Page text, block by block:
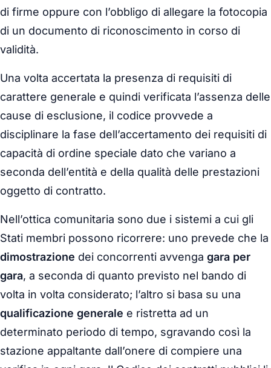
di firme oppure con l’obbligo di allegare la fotocopia
di un documento di riconoscimento in corso di
validità.
Una volta accertata la presenza di requisiti di
carattere generale e quindi verificata l’assenza delle
cause di esclusione, il codice provvede a
disciplinare la fase dell’accertamento dei requisiti di
capacità di ordine speciale dato che variano a
seconda dell’entità e della qualità delle prestazioni
oggetto di contratto.
Nell’ottica comunitaria sono due i sistemi a cui gli
Stati membri possono ricorrere: uno prevede che la
dimostrazione dei concorrenti avvenga gara per
gara, a seconda di quanto previsto nel bando di
volta in volta considerato; l’altro si basa su una
qualificazione generale e ristretta ad un
determinato periodo di tempo, sgravando così la
stazione appaltante dall’onere di compiere una